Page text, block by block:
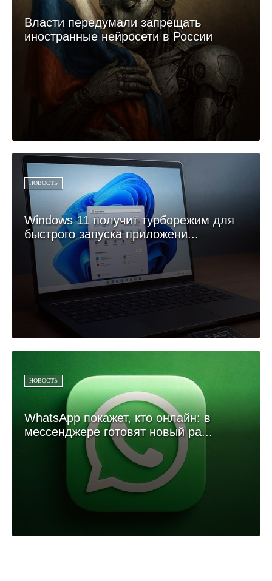
Власти передумали запрещать
иностранные нейросети в России
НОВОСТЬ
Windows 11 получит турборежим для
быстрого запуска приложени...
НОВОСТЬ
WhatsApp покажет, кто онлайн: в
мессенджере готовят новый ра...